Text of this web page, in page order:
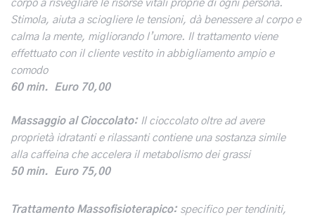
corpo a risvegliare le risorse vitali proprie di ogni persona.
Stimola, aiuta a sciogliere le tensioni, dà benessere al corpo e
calma la mente, migliorando l’umore. Il trattamento viene
effettuato con il cliente vestito in abbigliamento ampio e
comodo
60 min. Euro 70,00
Massaggio al Cioccolato: Il cioccolato oltre ad avere
proprietà idratanti e rilassanti contiene una sostanza simile
alla caffeina che accelera il metabolismo dei grassi
50 min. Euro 75,00
Trattamento Massofisioterapico: specifico per tendiniti,